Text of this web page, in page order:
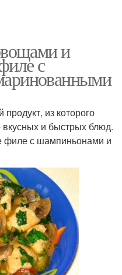
и
с
из которого
и быстрых блюд.
филе с шампиньонами и